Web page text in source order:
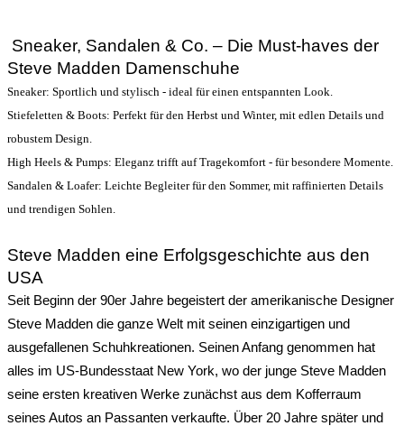
Sneaker, Sandalen & Co. – Die Must-haves der
Steve Madden Damenschuhe
Sneaker: Sportlich und stylisch - ideal für einen entspannten Look.
Stiefeletten & Boots: Perfekt für den Herbst und Winter, mit edlen Details und
robustem Design.
High Heels & Pumps: Eleganz trifft auf Tragekomfort - für besondere Momente.
Sandalen & Loafer: Leichte Begleiter für den Sommer, mit raffinierten Details
und trendigen Sohlen.
Steve Madden eine Erfolgsgeschichte aus den
USA
Seit Beginn der 90er Jahre begeistert der amerikanische Designer
Steve Madden die ganze Welt mit seinen einzigartigen und
ausgefallenen Schuhkreationen. Seinen Anfang genommen hat
alles im US-Bundesstaat New York, wo der junge Steve Madden
seine ersten kreativen Werke zunächst aus dem Kofferraum
seines Autos an Passanten verkaufte. Über 20 Jahre später und